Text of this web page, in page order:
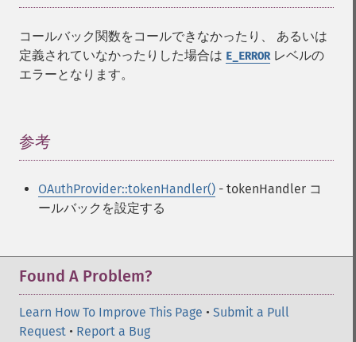
コールバック関数をコールできなかったり、 あるいは
定義されていなかったりした場合は E_ERRORレベルの
エラーとなります。
参考
OAuthProvider::tokenHandler() - tokenHandler コ
ールバックを設定する
Found A Problem?
Learn How To Improve This Page • Submit a Pull
Request • Report a Bug